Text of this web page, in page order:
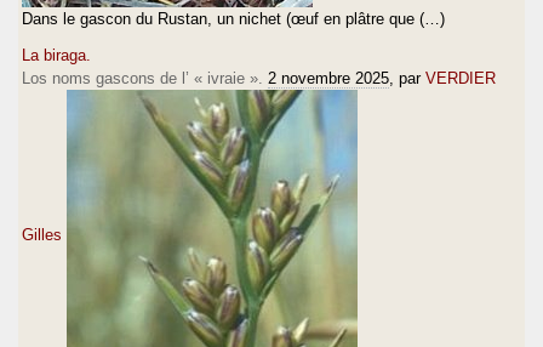
Dans le gascon du Rustan, un nichet (œuf en plâtre que (…)
La biraga.
Los noms gascons de l’ « ivraie ». 2 novembre 2025 , par VERDIER
Gilles